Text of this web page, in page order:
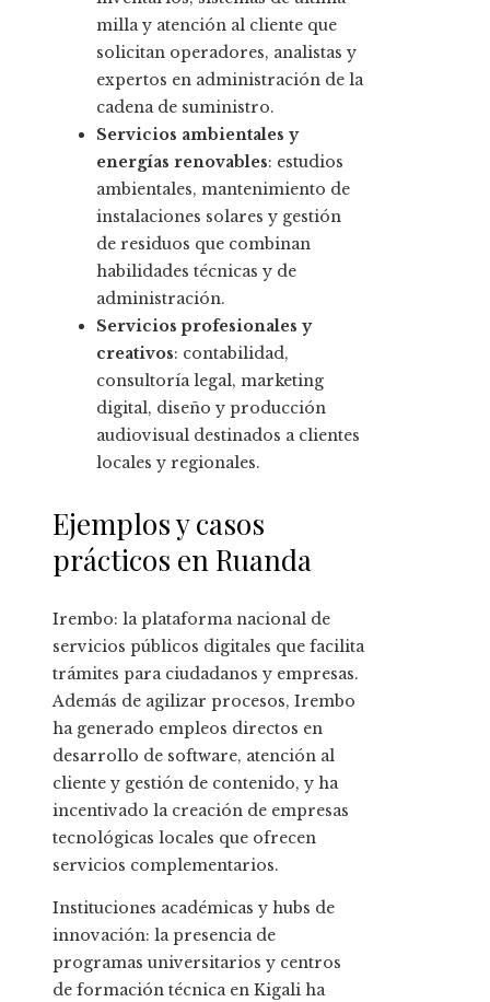
milla y atención al cliente que
solicitan operadores, analistas y
expertos en administración de la
cadena de suministro.
Servicios ambientales y
energías renovables: estudios
ambientales, mantenimiento de
instalaciones solares y gestión
de residuos que combinan
habilidades técnicas y de
administración.
Servicios profesionales y
creativos: contabilidad,
consultoría legal, marketing
digital, diseño y producción
audiovisual destinados a clientes
locales y regionales.
Ejemplos y casos
prácticos en Ruanda
Irembo: la plataforma nacional de
servicios públicos digitales que facilita
trámites para ciudadanos y empresas.
Además de agilizar procesos, Irembo
ha generado empleos directos en
desarrollo de software, atención al
cliente y gestión de contenido, y ha
incentivado la creación de empresas
tecnológicas locales que ofrecen
servicios complementarios.
Instituciones académicas y hubs de
innovación: la presencia de
programas universitarios y centros
de formación técnica en Kigali ha